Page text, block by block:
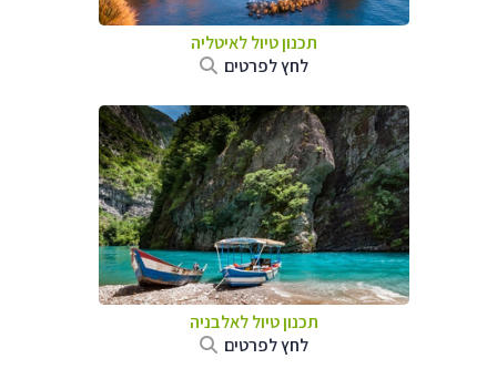
תכנון טיול לאיטליה
לחץ לפרטים
תכנון טיול לאלבניה
לחץ לפרטים